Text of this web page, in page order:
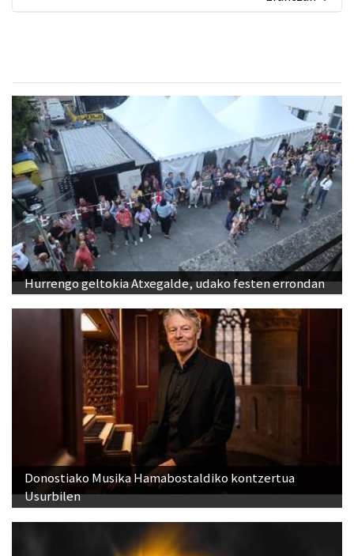
Hurrengo geltokia Atxegalde, udako festen errondan
Donostiako Musika Hamabostaldiko kontzertua
Usurbilen